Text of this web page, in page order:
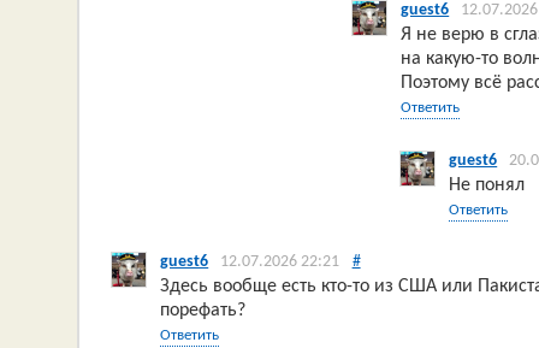
guest6
Я не верю в
на какую-то
Поэтому всё
Ответить
guest6
Не понял
Ответить
guest6 12.07.2026 22:21 #
Здесь вообще есть кто-то из США или
порефать?
Ответить